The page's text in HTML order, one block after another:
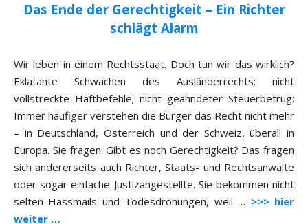
Das Ende der Gerechtigkeit – Ein Richter
schlägt Alarm
Wir leben in einem Rechtsstaat. Doch tun wir das wirklich?
Eklatante Schwächen des Ausländerrechts; nicht
vollstreckte Haftbefehle; nicht geahndeter Steuerbetrug:
Immer häufiger verstehen die Bürger das Recht nicht mehr
– in Deutschland, Österreich und der Schweiz, überall in
Europa. Sie fragen: Gibt es noch Gerechtigkeit? Das fragen
sich andererseits auch Richter, Staats- und Rechtsanwälte
oder sogar einfache Justizangestellte. Sie bekommen nicht
selten Hassmails und Todesdrohungen, weil … >>> hier
weiter …